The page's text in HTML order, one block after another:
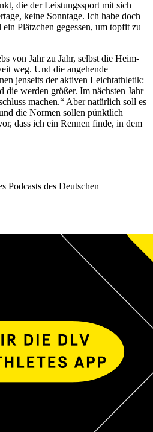
die der Leistungssport mit sich
keine Sonntage. Ich habe doch
Plätzchen gegessen, um topfit zu
von Jahr zu Jahr, selbst die Heim-
weg. Und die angehende
jenseits der aktiven Leichtathletik:
die werden größer. Im nächsten Jahr
machen.“ Aber natürlich soll es
die Normen sollen pünktlich
dass ich ein Rennen finde, in dem
Podcasts des Deutschen